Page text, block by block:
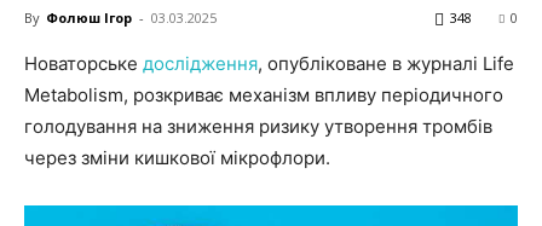
By Фолюш Ігор - 03.03.2025 0
348
Новаторське дослідження, опубліковане в журналі Life
Metabolism, розкриває механізм впливу періодичного
голодування на зниження ризику утворення тромбів
через зміни кишкової мікрофлори.